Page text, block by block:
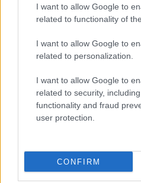
I want to allow Google to
related to functionality of
I want to allow Google to
related to personalization.
I want to allow Google to
related to security,
functionality and fraud
user protection.
CONFIRM
Οι χάλκινες
Αν μια γυναίκα επιθυμεί
αλλαγή, μπορεί να